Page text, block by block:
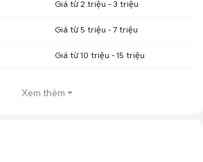
Giá từ 2 triệu - 3 triệu
Giá từ 5 triệu - 7 triệu
Giá từ 10 triệu - 15 triệu
Xem thêm